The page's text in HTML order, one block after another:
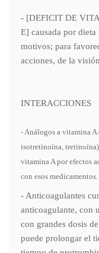
- [DEFICIT DE
E] causada por
motivos; para
acciones, de la
INTERACCIONES
- Análogos a vitamina
isotretinoína,
vitamina A por efectos
con esos medicamentos.
- Anticoagulantes
anticoagulante, con
con grandes dosis
puede prolongar el